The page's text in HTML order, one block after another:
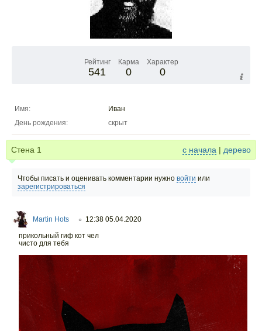
Рейтинг
541
Карма
0
Характер
0
Имя:
Иван
День рождения:
скрыт
Стена 1 с начала | дерево
Чтобы писать и оценивать комментарии нужно войти или
зарегистрироваться
Martin Hots ○ 12:38 05.04.2020
прикольный гиф кот чел
чисто для тебя